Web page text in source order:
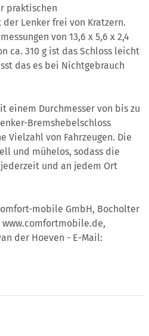
praktischen
Lenker frei von Kratzern.
von 13,6 x 5,6 x 2,4
ca. 310 g ist das Schloss leicht
das es bei Nichtgebrauch
einem Durchmesser von bis zu
Bremshebelschloss
Vielzahl von Fahrzeugen. Die
und mühelos, sodass die
und an jedem Ort
mobile GmbH, Bocholter
www.comfortmobile.de,
der Hoeven - E-Mail: